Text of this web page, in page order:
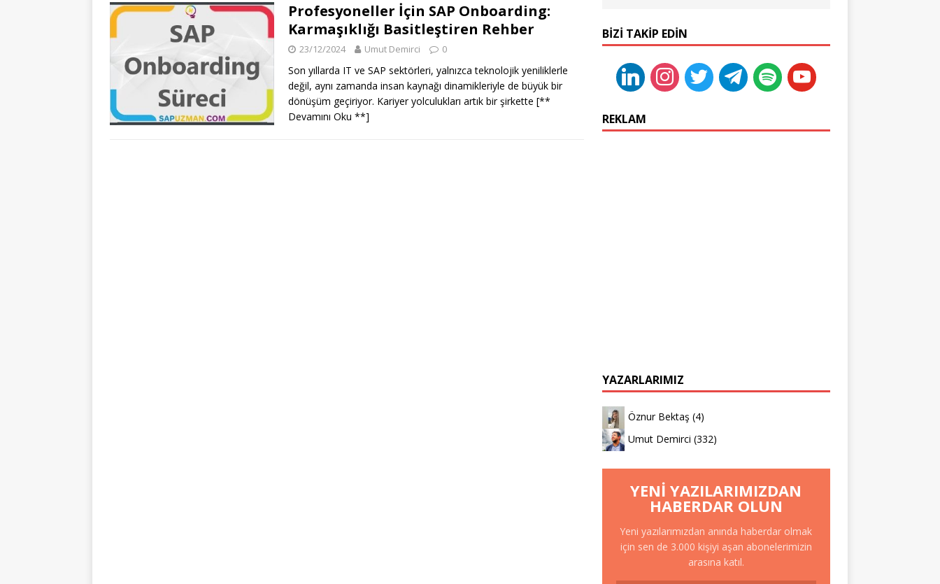
Profesyoneller İçin SAP Onboarding:
Karmaşıklığı Basitleştiren Rehber
23/12/2024 Umut Demirci 0
Son yıllarda IT ve SAP sektörleri, yalnızca teknolojik yeniliklerle
değil, aynı zamanda insan kaynağı dinamikleriyle de büyük bir
dönüşüm geçiriyor. Kariyer yolculukları artık bir şirkette [**
Devamını Oku **]
BIZI TAKIP EDIN
REKLAM
YAZARLARIMIZ
Öznur Bektaş (4)
Umut Demirci (332)
YENI YAZILARIMIZDAN
HABERDAR OLUN
Yeni yazılarımızdan anında haberdar olmak
için sen de 3.000 kişiyi aşan abonelerimizin
arasına katıl.